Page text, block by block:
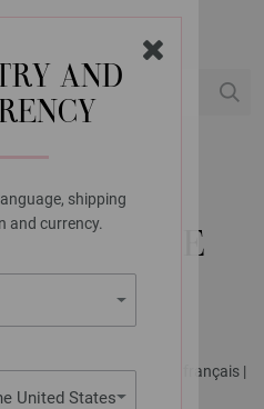
AND
shipping
and currency.
United States
GROSSA
THE
+ explications en français |
6